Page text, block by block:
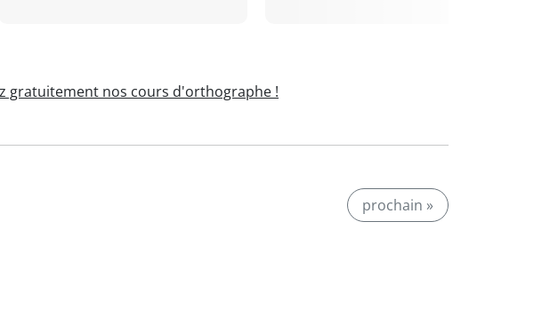
gratuitement nos cours d'orthographe !
prochain »